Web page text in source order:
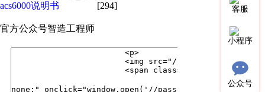
acs6000说明书 [294]
官方公众号智造工程师
客服
小程序
公众号